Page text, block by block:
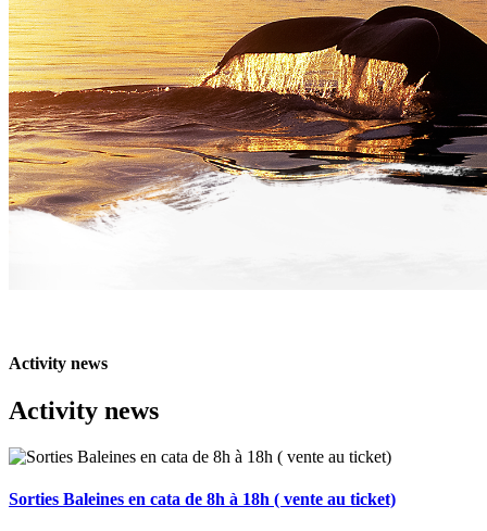
Activity news
Activity news
Sorties Baleines en cata de 8h à 18h ( vente au ticket)